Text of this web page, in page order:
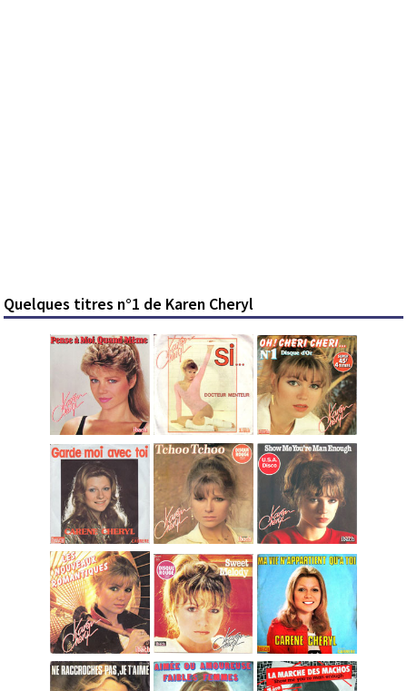
Quelques titres n°1 de Karen Cheryl